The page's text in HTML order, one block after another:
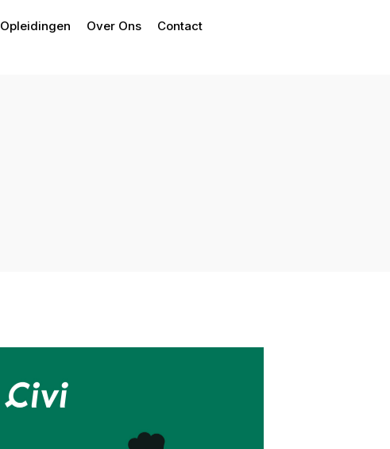
Opleidingen Over Ons Contact